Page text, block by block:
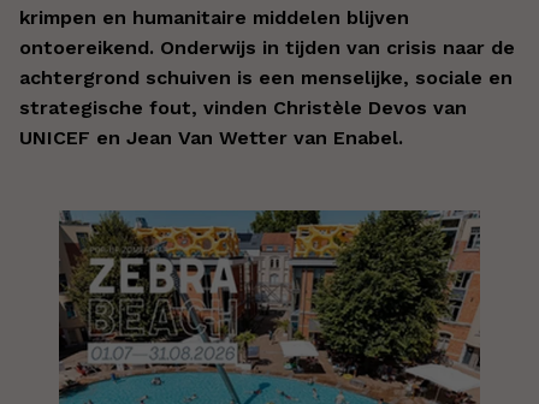
krimpen en humanitaire middelen blijven
ontoereikend. Onderwijs in tijden van crisis naar de
achtergrond schuiven is een menselijke, sociale en
strategische fout, vinden Christèle Devos van
UNICEF en Jean Van Wetter van Enabel.